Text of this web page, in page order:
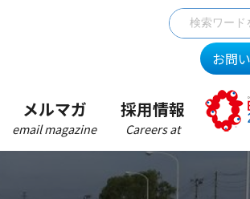
お問
メルマガ
email magazine
採用情報
Careers at